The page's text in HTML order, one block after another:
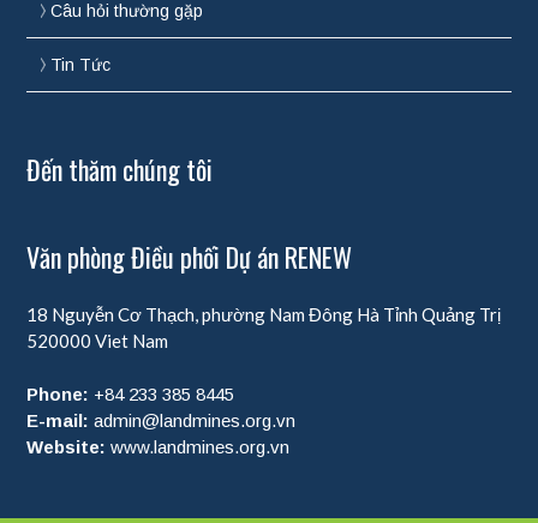
Câu hỏi thường gặp
Tin Tức
Đến thăm chúng tôi
Văn phòng Điều phối Dự án RENEW
18 Nguyễn Cơ Thạch, phường Nam Đông Hà Tỉnh Quảng Trị
520000 Viet Nam
Phone: +84 233 385 8445
E-mail: admin@landmines.org.vn
Website: www.landmines.org.vn